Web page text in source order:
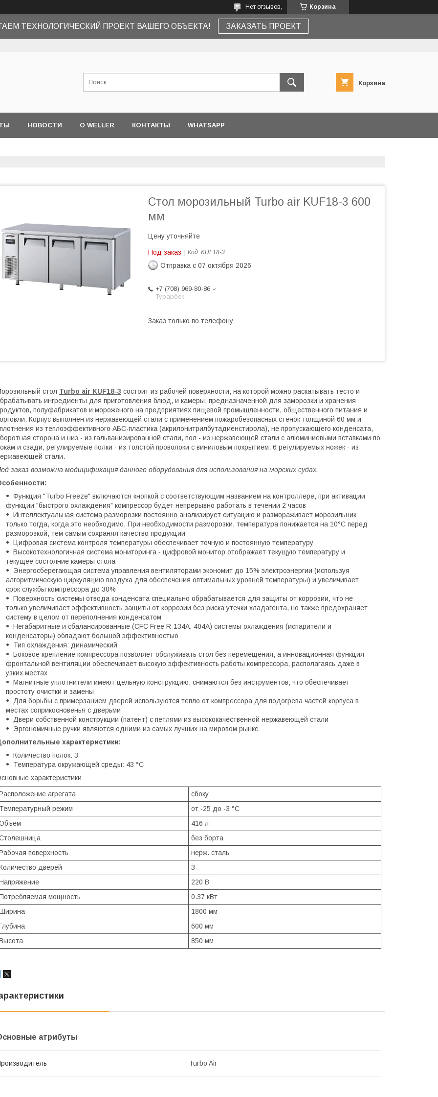
Корзина
Нет отзывов,
ТЕХНОЛОГИЧЕСКИЙ ПРОЕКТ ВАШЕГО ОБЪЕКТА! ЗАКАЗАТЬ ПРОЕКТ
Корзина
НОВОСТИ О WELLER КОНТАКТЫ WHATSAPP
Стол морозильный Turbo air KUF18-3 600
мм
Цену уточняйте
Под заказ Код: KUF18-3
Отправка с 07 октября 2026
+7 (708) 969-80-86
Турарбек
Заказ только по телефону
стол Turbo air KUF18-3 состоит из рабочей поверхности, на которой можно раскатывать тесто и
ингредиенты для приготовления блюд, и камеры, предназначенной для заморозки и хранения
полуфабрикатов и мороженого на предприятиях пищевой промышленности, общественного питания и
Корпус выполнен из нержавеющей стали с применением пожаробезопасных стенок толщиной 60 мм и
из теплоэффективного АБС-пластика (акрилонитрилбутадиенстирола), не пропускающего конденсата,
сторона и низ - из гальванизированной стали, пол - из нержавеющей стали с алюминиевыми вставками по
и сзади, регулируемые полки - из толстой проволоки с виниловым покрытием, 6 регулируемых ножек - из
стали.
заказ возможна модицификация данного оборудования для использования на морских судах.
Функция "Turbo Freeze" включаются кнопкой с соответствующим названием на контроллере, при активации
функции "быстрого охлаждения" компрессор будет непрерывно работать в течении 2 часов
Интеллектуальная система разморозки постоянно анализирует ситуацию и размораживает морозильник
только тогда, когда это необходимо. При необходимости разморозки, температура понижается на 10°C перед
разморозкой, тем самым сохраняя качество продукции
Цифровая система контроля температуры обеспечивает точную и постоянную температуру
Высокотехнологичная система мониторинга - цифровой монитор отображает текущую температуру и
текущее состояние камеры стола
Энергосберегающая система управления вентиляторами экономит до 15% электроэнергии (используя
алгоритмическую циркуляцию воздуха для обеспечения оптимальных уровней температуры) и увеличивает
срок службы компрессора до 30%
Поверхность системы отвода конденсата специально обрабатывается для защиты от коррозии, что не
только увеличивает эффективность защиты от коррозии без риска утечки хладагента, но также предохраняет
систему в целом от переполнения конденсатом
Негабаритные и сбалансированные (CFC Free R-134A, 404A) системы охлаждения (испарители и
конденсаторы) обладают большой эффективностью
Тип охлаждения: динамический
Боковое крепление компрессора позволяет обслуживать стол без перемещения, а инновационная функция
фронтальной вентиляции обеспечивает высокую эффективность работы компрессора, располагаясь даже в
узких местах
Магнитные уплотнители имеют цельную конструкцию, снимаются без инструментов, что обеспечивает
простоту очистки и замены
Для борьбы с примерзанием дверей используются тепло от компрессора для подогрева частей корпуса в
местах соприкосновенья с дверьми
Двери собственной конструкции (патент) с петлями из высококачественной нержавеющей стали
Эргономичные ручки являются одними из самых лучших на мировом рынке
характеристики:
Количество полок: 3
Температура окружающей среды: 43 °C
характеристики
агрегата
сбоку
режим
от -25 до -3 °С
416 л
без борта
поверхность
нерж. сталь
дверей
3
220 В
мощность
0.37 кВт
1800 мм
600 мм
850 мм
атрибуты
Turbo Air